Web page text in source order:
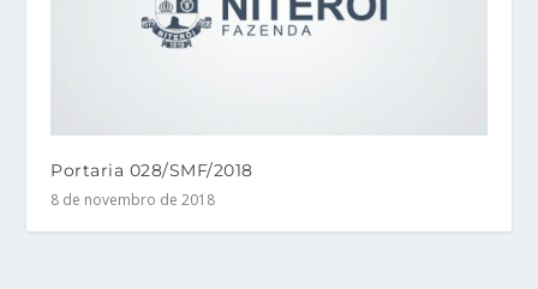
Portaria 028/SMF/2018
8 de novembro de 2018